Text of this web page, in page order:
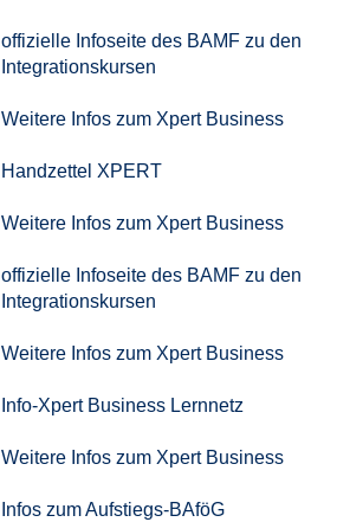
offizielle Infoseite des BAMF zu den
Integrationskursen
Weitere Infos zum Xpert Business
Handzettel XPERT
Weitere Infos zum Xpert Business
offizielle Infoseite des BAMF zu den
Integrationskursen
Weitere Infos zum Xpert Business
Info-Xpert Business Lernnetz
Weitere Infos zum Xpert Business
Infos zum Aufstiegs-BAföG